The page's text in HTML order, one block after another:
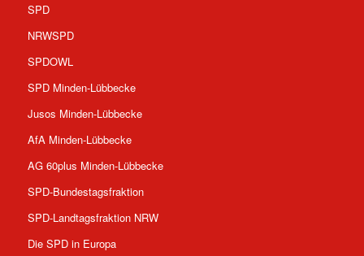
SPD
NRWSPD
SPDOWL
SPD Minden-Lübbecke
Jusos Minden-Lübbecke
AfA Minden-Lübbecke
AG 60plus Minden-Lübbecke
SPD-Bundestagsfraktion
SPD-Landtagsfraktion NRW
Die SPD in Europa